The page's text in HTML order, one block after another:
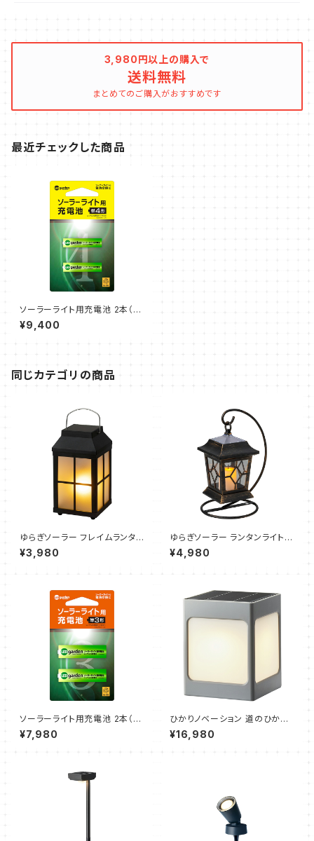
3,980円以上の購入で
送料無料
まとめてのご購入がおすすめです
最近チェックした商品
ソーラーライト用充電池 2本（単
4形）10個セット（タカショー）
¥9,400
同じカテゴリの商品
ゆらぎソーラー フレイムランタン
ウェスタ ブラック（1個）タカショ
ー
¥3,980
ゆらぎソーラー ランタンライト
ルシア ブラック（1個）タカショー
¥4,980
ソーラーライト用充電池 2本（単
3形）10個セット（タカショー）
¥7,980
ひかりノベーション 道のひかり
基本セット（2個セット、遮光プレ
ート、乳白プレート、スパイク、両
¥16,980